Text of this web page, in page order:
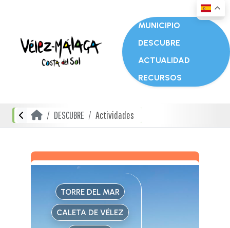
MUNICIPIO
DESCUBRE
ACTUALIDAD
RECURSOS
DESCUBRE Actividades
TORRE DEL MAR
CALETA DE VÉLEZ